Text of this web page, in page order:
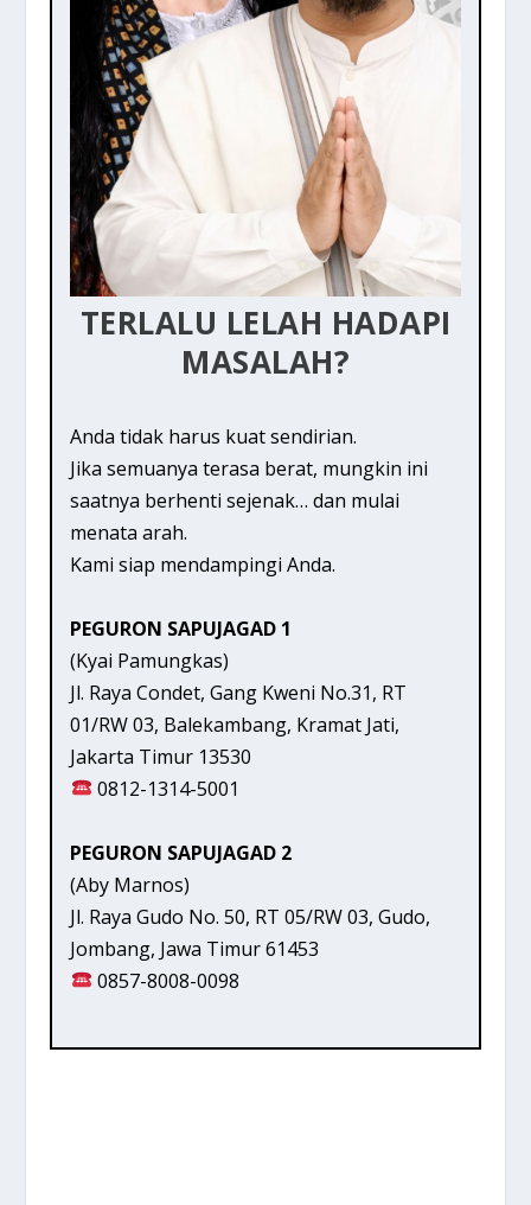
TERLALU LELAH HADAPI
MASALAH?
Anda tidak harus kuat sendirian.
Jika semuanya terasa berat, mungkin ini
saatnya berhenti sejenak… dan mulai
menata arah.
Kami siap mendampingi Anda.
PEGURON SAPUJAGAD 1
(Kyai Pamungkas)
Jl. Raya Condet, Gang Kweni No.31, RT
01/RW 03, Balekambang, Kramat Jati,
Jakarta Timur 13530
0812-1314-5001
PEGURON SAPUJAGAD 2
(Aby Marnos)
Jl. Raya Gudo No. 50, RT 05/RW 03, Gudo,
Jombang, Jawa Timur 61453
0857-8008-0098